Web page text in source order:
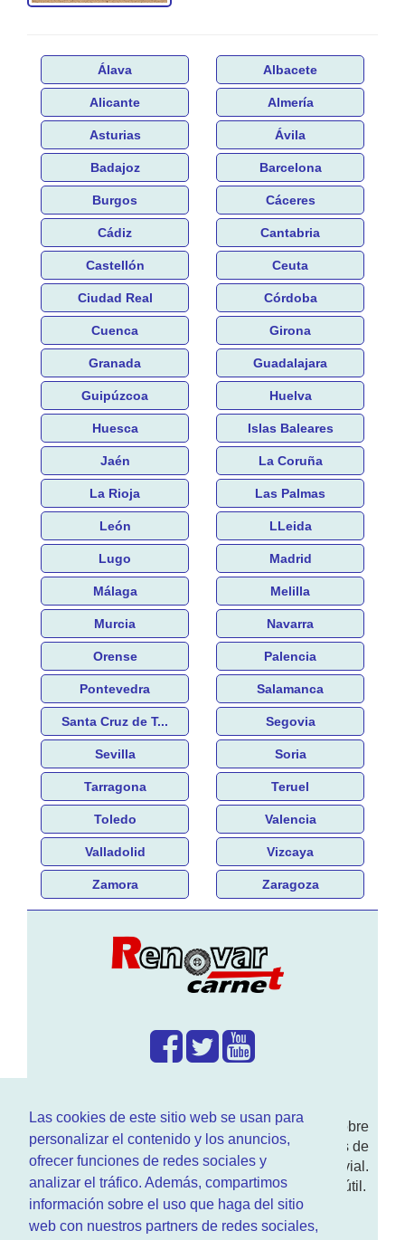
Las cookies de este sitio web se usan para
personalizar el contenido y los anuncios,
ofrecer funciones de redes sociales y
analizar el tráfico. Además, compartimos
información sobre el uso que haga del sitio
web con nuestros partners de redes sociales,
Álava Albacete
Alicante Almería
Asturias Ávila
Badajoz Barcelona
Burgos Cáceres
Cádiz Cantabria
Castellón Ceuta
Ciudad Real Córdoba
Cuenca Girona
Granada Guadalajara
Guipúzcoa Huelva
Huesca Islas Baleares
Jaén La Coruña
La Rioja Las Palmas
León LLeida
Lugo Madrid
Málaga Melilla
Murcia Navarra
Orense Palencia
Pontevedra Salamanca
Santa Cruz de T... Segovia
Sevilla Soria
Tarragona Teruel
Toledo Valencia
Valladolid Vizcaya
Zamora Zaragoza
Enwww.RenovarCarnet.comTe contamos sobre
larenovación del permisode conducir, noticias de
actualidad motor y sobre todo seguridad vial.
Ademas tenemos todo tipo de información DGT útil.
¿Quienes somos?